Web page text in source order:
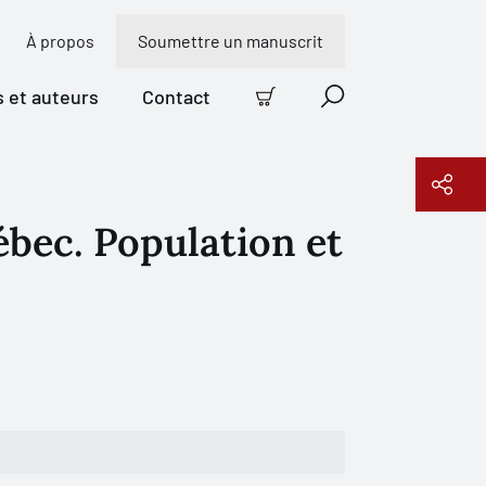
À propos Soumettre un manuscrit
et auteurs Contact
Panier Recherche
Copier le lien
Population et